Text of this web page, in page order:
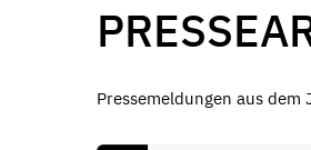
Pressemeldungen aus dem